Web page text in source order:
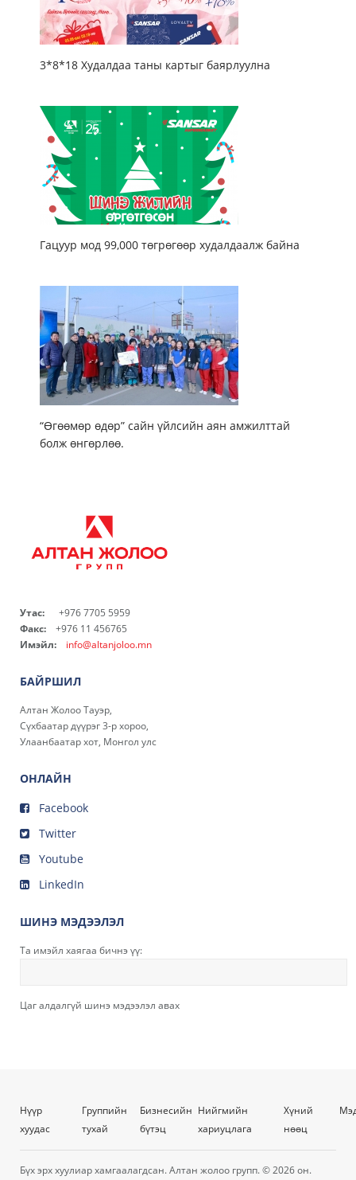
3*8*18 Худалдаа таны картыг баярлуулна
Гацуур мод 99,000 төгрөгөөр худалдаалж байна
“Өгөөмөр өдөр” сайн үйлсийн аян амжилттай
болж өнгөрлөө.
Утас: +976 7705 5959
Факс: +976 11 456765
Имэйл:
info@altanjoloo.mn
БАЙРШИЛ
Алтан Жолоо Тауэр,
Сүхбаатар дүүрэг 3-р хороо,
Улаанбаатар хот, Монгол улс
ОНЛАЙН
Facebook
Twitter
Youtube
LinkedIn
ШИНЭ МЭДЭЭЛЭЛ
Та имэйл хаягаа бичнэ үү:
Цаг алдалгүй шинэ мэдээлэл авах
Нүүр
хуудас
Группийн
тухай
Бизнесийн
бүтэц
Нийгмийн
хариуцлага
Хүний
нөөц
Бүх эрх хуулиар хамгаалагдсан. Алтан жолоо групп. © 2026 он.